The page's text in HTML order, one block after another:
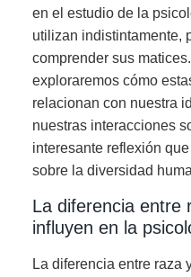
en el estudio de la
utilizan indistintamente,
comprender sus
exploraremos cómo
relacionan con nuestra
nuestras interacciones
interesante reflexión
sobre la diversidad
La diferencia entre
influyen en la
La diferencia entre raza